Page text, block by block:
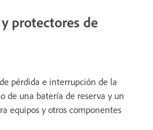
protectores de
pérdida e interrupción de la
de una batería de reserva y un
equipos y otros componentes